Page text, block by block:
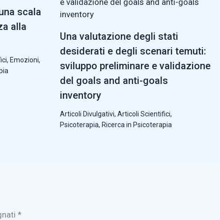
scala
alla
, Emozioni,
Una valutazione degli stati
desiderati e degli scenari temuti:
sviluppo preliminare e validazione
del goals and anti-goals
inventory
Articoli Divulgativi,Articoli Scientifici,
Psicoterapia,Ricerca in Psicoterapia
*